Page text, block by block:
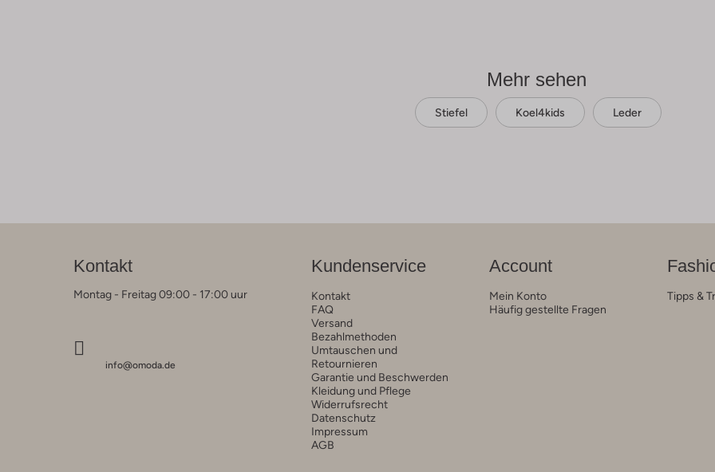
Mehr sehen
Stiefel Koel4kids Leder
Kontakt
Montag - Freitag 09:00 - 17:00 uur
info@omoda.de
Kundenservice
Kontakt
FAQ
Versand
Bezahlmethoden
Umtauschen und
Retournieren
Garantie und Beschwerden
Kleidung und Pflege
Widerrufsrecht
Datenschutz
Impressum
AGB
Account
Mein Konto
Häufig gestellte Fragen
Tipps &